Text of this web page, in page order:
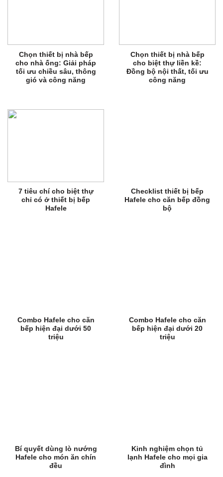
Chọn thiết bị nhà bếp
cho nhà ống: Giải pháp
tối ưu chiều sâu, thông
gió và công năng
Chọn thiết bị nhà bếp
cho biệt thự liền kề:
Đồng bộ nội thất, tối ưu
công năng
7 tiêu chí cho biệt thự
chỉ có ở thiết bị bếp
Hafele
Checklist thiết bị bếp
Hafele cho căn bếp đồng
bộ
Combo Hafele cho căn
bếp hiện đại dưới 50
triệu
Combo Hafele cho căn
bếp hiện đại dưới 20
triệu
Bí quyết dùng lò nướng
Hafele cho món ăn chín
đều
Kinh nghiệm chọn tủ
lạnh Hafele cho mọi gia
đình